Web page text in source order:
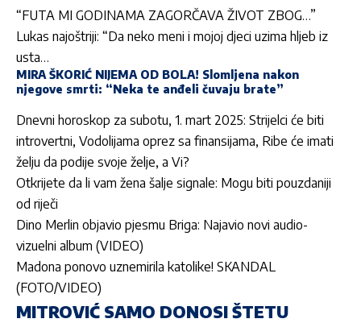
“FUTA MI GODINAMA ZAGORČAVA ŽIVOT ZBOG…”
Lukas najoštriji: “Da neko meni i mojoj djeci uzima hljeb iz
usta…
MIRA ŠKORIĆ NIJEMA OD BOLA! Slomljena nakon
njegove smrti: “Neka te anđeli čuvaju brate”
Dnevni horoskop za subotu, 1. mart 2025: Strijelci će biti
introvertni, Vodolijama oprez sa finansijama, Ribe će imati
želju da podije svoje želje, a Vi?
Otkrijete da li vam žena šalje signale: Mogu biti pouzdaniji
od riječi
Dino Merlin objavio pjesmu Briga: Najavio novi audio-
vizuelni album (VIDEO)
Madona ponovo uznemirila katolike! SKANDAL
(FOTO/VIDEO)
MITROVIĆ SAMO DONOSI ŠTETU